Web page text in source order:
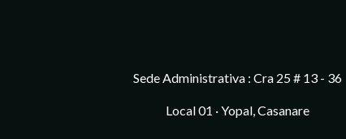
Sede Administrativa : Cra 25 # 13 - 36
Local 01 · Yopal, Casanare